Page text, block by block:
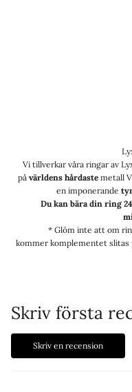
Vi tillverkar våra ringar av
på världens hårdastemetall
en imponerande
Du kan bära din ring
* Glöm inte att om
kommer komplementet slitas
Skriv första
Skriv en recension